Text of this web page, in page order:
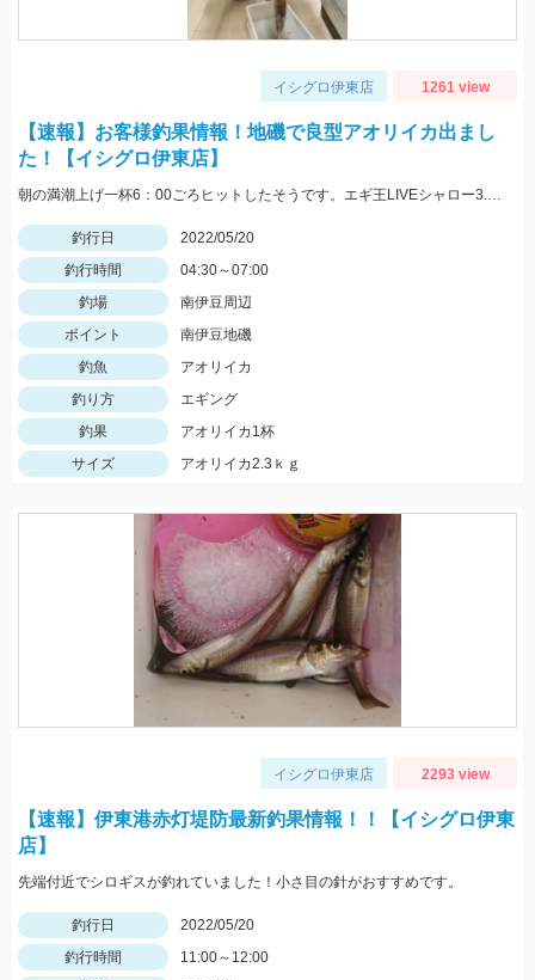
イシグロ伊東店 1261 view
【速報】お客様釣果情報！地磯で良型アオリイカ出まし
た！【イシグロ伊東店】
朝の満潮上げ一杯6：00ごろヒットしたそうです。エギ王LIVEシャロー3.5号ムラムラチェリーを使用。情報提供ありがとうございます！
釣行日
2022/05/20
釣行時間
04:30～07:00
釣場
南伊豆周辺
ポイント
南伊豆地磯
釣魚
アオリイカ
釣り方
エギング
釣果
アオリイカ1杯
サイズ
アオリイカ2.3ｋｇ
イシグロ伊東店 2293 view
【速報】伊東港赤灯堤防最新釣果情報！！【イシグロ伊東
店】
先端付近でシロギスが釣れていました！小さ目の針がおすすめです。
釣行日
2022/05/20
釣行時間
11:00～12:00